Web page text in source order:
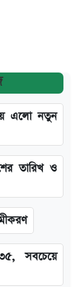
এলো নতুন
তারিখ ও
সবচেয়ে